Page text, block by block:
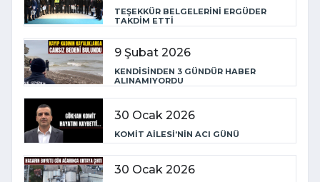
TEŞEKKÜR BELGELERİNİ ERGÜDER
TAKDİM ETTİ
9 Şubat 2026
KENDİSİNDEN 3 GÜNDÜR HABER
ALINAMIYORDU
30 Ocak 2026
KOMİT AİLESİ’NİN ACI GÜNÜ
30 Ocak 2026